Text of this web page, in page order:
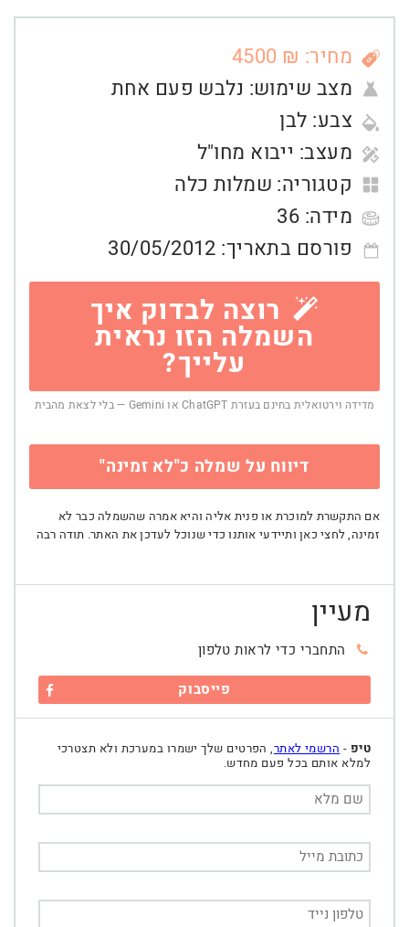
מחיר: ₪ 4500
מצב שימוש: נלבש פעם אחת
צבע: לבן
מעצב: ייבוא מחו"ל
קטגוריה: שמלות כלה
מידה: 36
פורסם בתאריך: 30/05/2012
רוצה לבדוק איך
השמלה הזו נראית
עלייך?
מדידה וירטואלית בחינם בעזרת ChatGPT או Gemini — בלי לצאת מהבית
דיווח על שמלה כ"לא זמינה"
אם התקשרת למוכרת או פנית אליה והיא אמרה שהשמלה כבר לא
זמינה, לחצי כאן ותיידעי אותנו כדי שנוכל לעדכן את האתר. תודה רבה
מעיין
התחברי כדי לראות טלפון
פייסבוק
טיפ - הרשמי לאתר, הפרטים שלך ישמרו במערכת ולא תצטרכי
למלא אותם בכל פעם מחדש.